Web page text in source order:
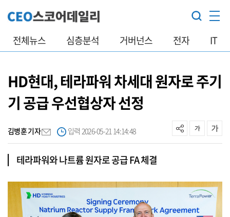
전체뉴스 심층분석 거버넌스 전자 IT
HD현대, 테라파워 차세대 원자로 주기
기 공급 우선협상자 선정
김병훈 기자 입력 2026-05-21 14:14:48
테라파워와 나트륨 원자로 공급 FA 체결